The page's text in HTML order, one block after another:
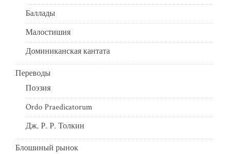
Баллады
Малостишия
Доминиканская кантата
Переводы
Поэзия
Ordo Praedicatorum
Дж. Р. Р. Толкин
Блошиный рынок